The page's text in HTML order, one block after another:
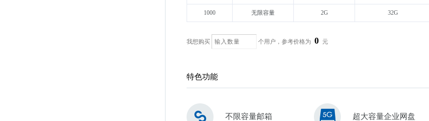
1000 无限容量 2G 32G
我想购买 个用户，参考价格为 0 元
特色功能
不限容量邮箱 超大容量企业网盘